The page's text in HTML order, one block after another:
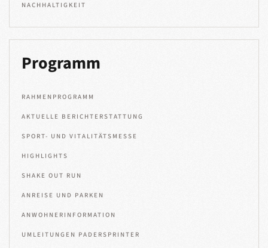
NACHHALTIGKEIT
Programm
RAHMENPROGRAMM
AKTUELLE BERICHTERSTATTUNG
SPORT- UND VITALITÄTSMESSE
HIGHLIGHTS
SHAKE OUT RUN
ANREISE UND PARKEN
ANWOHNERINFORMATION
UMLEITUNGEN PADERSPRINTER